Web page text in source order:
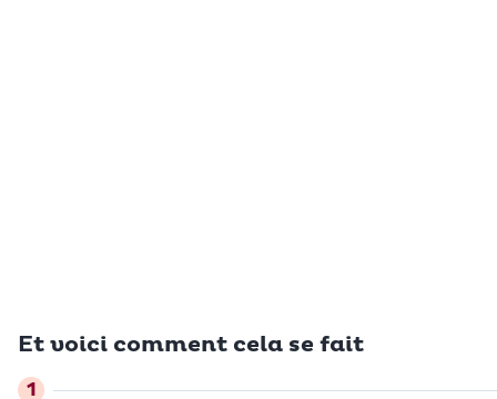
Et voici comment cela se fait